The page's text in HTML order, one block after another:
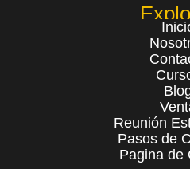
Reunión
Pasos de
Pagina de